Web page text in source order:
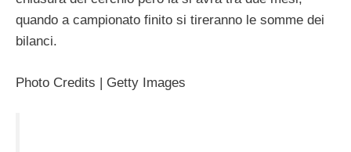
quando a campionato finito si tireranno le somme dei
bilanci.
Photo Credits | Getty Images